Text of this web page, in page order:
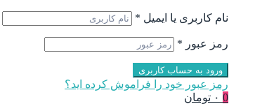
نام کاربری یا ایمیل *
رمز عبور *
ورود به حساب کاربری
رمز عبور خود را فراموش کرده اید؟
0 ۰ تومان